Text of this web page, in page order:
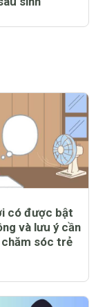
có được bật
và lưu ý cần
sóc trẻ